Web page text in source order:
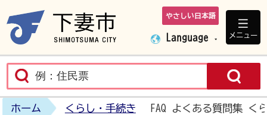
下妻市ホームペ
やさしい日本語
Language メニュー
ホーム くらし・手続き FAQ よくある質問集 く